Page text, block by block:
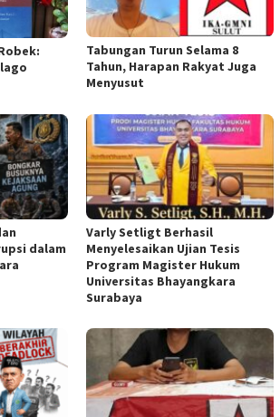
Tabungan Turun Selama 8
Tahun, Harapan Rakyat Juga
Menyusut
dalam
Varly Setligt Berhasil
Menyelesaikan Ujian Tesis
Program Magister Hukum
Universitas Bhayangkara
Surabaya